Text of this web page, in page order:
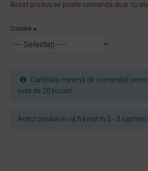
Acest produs iti va fi livrat in 2 - 3
Acest produs se poate comanda doar cu
Culoare
Cantitate minimă de comandat
este de 20 bucati